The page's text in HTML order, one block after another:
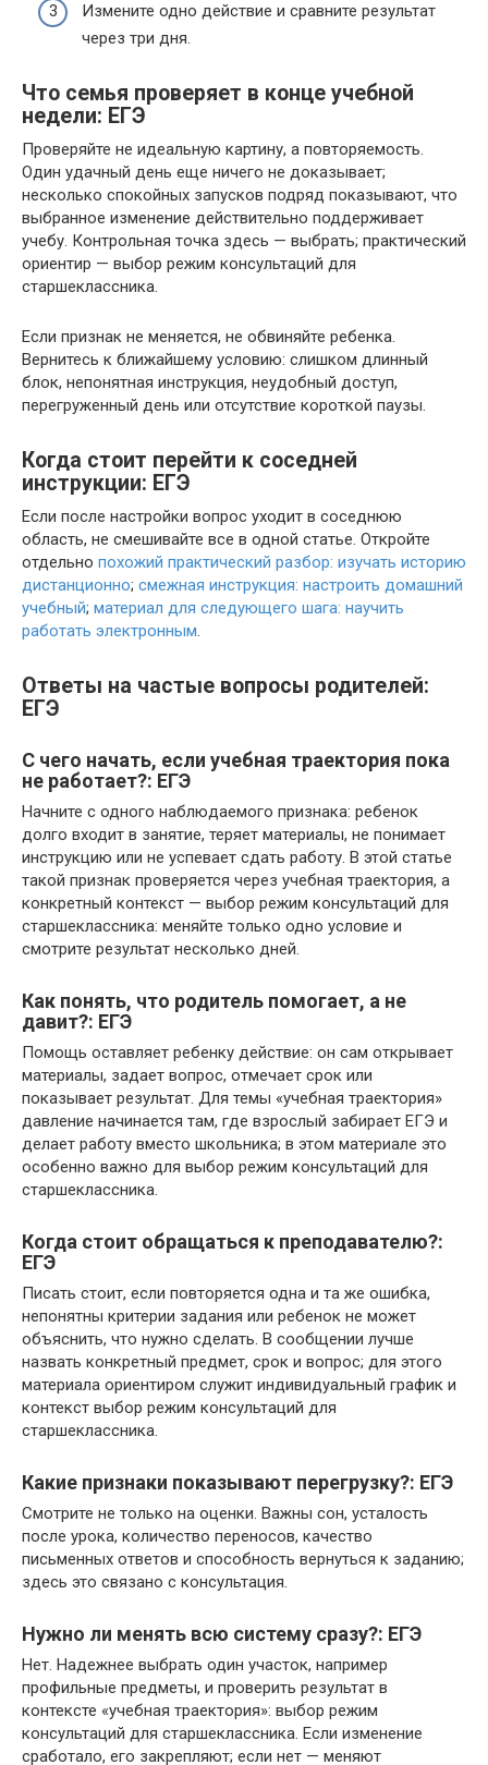
Измените одно действие и сравните результат
через три дня.
Что семья проверяет в конце учебной
недели: ЕГЭ
Проверяйте не идеальную картину, а повторяемость.
Один удачный день еще ничего не доказывает;
несколько спокойных запусков подряд показывают, что
выбранное изменение действительно поддерживает
учебу. Контрольная точка здесь — выбрать; практический
ориентир — выбор режим консультаций для
старшеклассника.
Если признак не меняется, не обвиняйте ребенка.
Вернитесь к ближайшему условию: слишком длинный
блок, непонятная инструкция, неудобный доступ,
перегруженный день или отсутствие короткой паузы.
Когда стоит перейти к соседней
инструкции: ЕГЭ
Если после настройки вопрос уходит в соседнюю
область, не смешивайте все в одной статье. Откройте
отдельно похожий практический разбор: изучать историю
дистанционно; смежная инструкция: настроить домашний
учебный; материал для следующего шага: научить
работать электронным.
Ответы на частые вопросы родителей:
ЕГЭ
С чего начать, если учебная траектория пока
не работает?: ЕГЭ
Начните с одного наблюдаемого признака: ребенок
долго входит в занятие, теряет материалы, не понимает
инструкцию или не успевает сдать работу. В этой статье
такой признак проверяется через учебная траектория, а
конкретный контекст — выбор режим консультаций для
старшеклассника: меняйте только одно условие и
смотрите результат несколько дней.
Как понять, что родитель помогает, а не
давит?: ЕГЭ
Помощь оставляет ребенку действие: он сам открывает
материалы, задает вопрос, отмечает срок или
показывает результат. Для темы «учебная траектория»
давление начинается там, где взрослый забирает ЕГЭ и
делает работу вместо школьника; в этом материале это
особенно важно для выбор режим консультаций для
старшеклассника.
Когда стоит обращаться к преподавателю?:
ЕГЭ
Писать стоит, если повторяется одна и та же ошибка,
непонятны критерии задания или ребенок не может
объяснить, что нужно сделать. В сообщении лучше
назвать конкретный предмет, срок и вопрос; для этого
материала ориентиром служит индивидуальный график и
контекст выбор режим консультаций для
старшеклассника.
Какие признаки показывают перегрузку?: ЕГЭ
Смотрите не только на оценки. Важны сон, усталость
после урока, количество переносов, качество
письменных ответов и способность вернуться к заданию;
здесь это связано с консультация.
Нужно ли менять всю систему сразу?: ЕГЭ
Нет. Надежнее выбрать один участок, например
профильные предметы, и проверить результат в
контексте «учебная траектория»: выбор режим
консультаций для старшеклассника. Если изменение
сработало, его закрепляют; если нет — меняют